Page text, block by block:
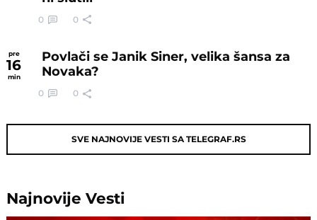
11
min
Snimak novog jezivog mučenja na
frontu: Oficir mlati regruta u haljini,
šalje ga u "mašinu za mlevenje mesa"
Narednih 30 dana ova 3 znaka polažu
GLAVNI TEST: Stižu promene kakve nisu